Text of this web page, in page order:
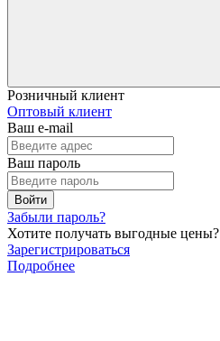
Розничный клиент
Оптовый клиент
Ваш e-mail
Ваш пароль
Войти
Забыли пароль?
Хотите получать выгодные цены?
Зарегистрироваться
Подробнее